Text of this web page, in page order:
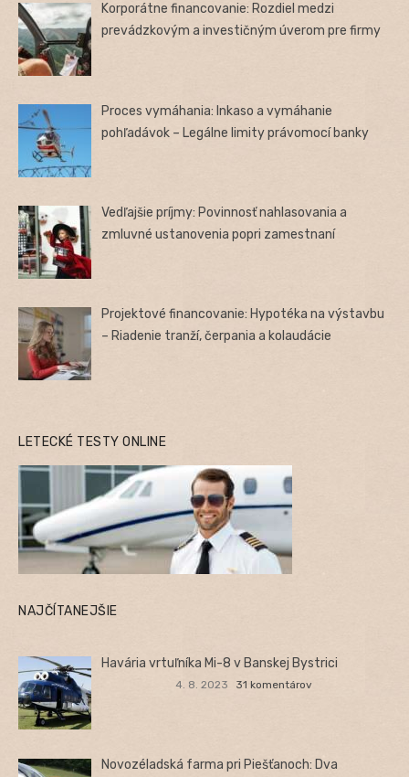
Korporátne financovanie: Rozdiel medzi
prevádzkovým a investičným úverom pre firmy
Proces vymáhania: Inkaso a vymáhanie
pohľadávok – Legálne limity právomocí banky
Vedľajšie príjmy: Povinnosť nahlasovania a
zmluvné ustanovenia popri zamestnaní
Projektové financovanie: Hypotéka na výstavbu
– Riadenie tranží, čerpania a kolaudácie
LETECKÉ TESTY ONLINE
NAJČÍTANEJŠIE
Havária vrtuľníka Mi-8 v Banskej Bystrici
4. 8. 2023 31 komentárov
Novozéladská farma pri Piešťanoch: Dva